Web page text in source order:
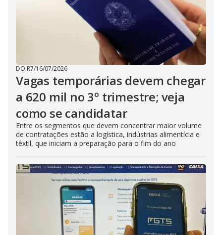
DO R7/16/07/2026
Vagas temporárias devem chegar
a 620 mil no 3º trimestre; veja
como se candidatar
Entre os segmentos que devem concentrar maior volume
de contratações estão a logística, indústrias alimentícia e
têxtil, que iniciam a preparação para o fim do ano